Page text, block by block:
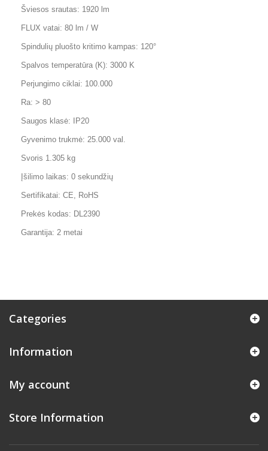
Šviesos srautas: 1920 lm
FLUX vatai: 80 lm / W
Spindulių pluošto kritimo kampas: 120°
Spalvos temperatūra (K): 3000 K
Perjungimo ciklai: 100.000
Ra: > 80
Saugos klasė: IP20
Gyvenimo trukmė: 25.000 val.
Svoris 1.305 kg
Įšilimo laikas: 0 sekundžių
Sertifikatai: CE, RoHS
Prekės kodas: DL2390
Garantija: 2 metai
Categories
Information
My account
Store Information